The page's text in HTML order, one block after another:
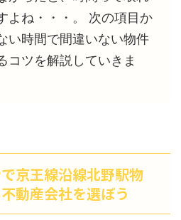
よね・・・。 次の項目か
い時間で間違いない物件
コツを解説していきま
京王線沿線北野駅物
動産会社を選ぼう